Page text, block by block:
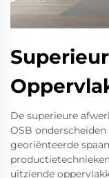
De superieure
OSB
georiënteerde
uitziende